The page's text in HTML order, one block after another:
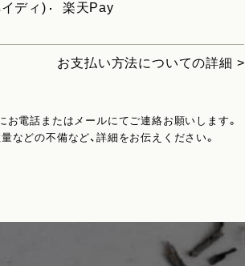
ディ) 楽天Pay
お支払い方法についての詳細 >
電話またはメールにてご連絡お願いします。
などの不備など、詳細をお伝えください。